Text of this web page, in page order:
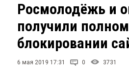
Росмолодёжь и
получили
блокировании
6 мая 2019 17:31 0 3731